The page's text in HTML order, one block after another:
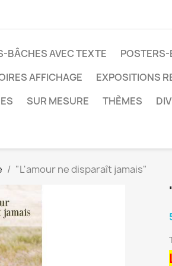
BÂCHES AVEC TEXTE
AFFICHAGE
EXPOSITIONS
SUR MESURE THÈMES
"L'amour ne disparaît jamais"